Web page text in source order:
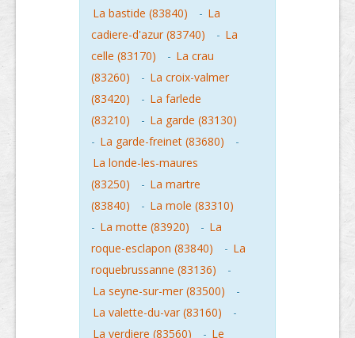
La bastide (83840)
- La
cadiere-d'azur (83740)
- La
celle (83170)
- La crau
(83260)
- La croix-valmer
(83420)
- La farlede
(83210)
- La garde (83130)
- La garde-freinet (83680)
-
La londe-les-maures
(83250)
- La martre
(83840)
- La mole (83310)
- La motte (83920) - La
roque-esclapon (83840)
- La
roquebrussanne (83136)
-
La seyne-sur-mer (83500)
-
La valette-du-var (83160)
-
La verdiere (83560)
- Le